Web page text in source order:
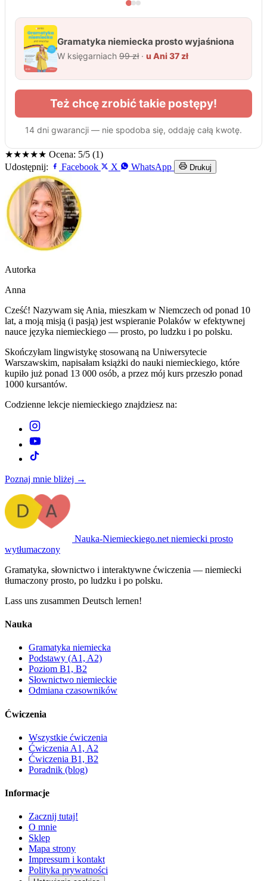
★★★★★ Ocena: 5/5 (1)
Udostępnij:
Facebook X WhatsApp Drukuj
Autorka
Anna
Cześć! Nazywam się Ania, mieszkam w Niemczech od ponad 10
lat, a moją misją (i pasją) jest wspieranie Polaków w efektywnej
nauce języka niemieckiego — prosto, po ludzku i po polsku.
Skończyłam lingwistykę stosowaną na Uniwersytecie
Warszawskim, napisałam książki do nauki niemieckiego, które
kupiło już ponad 13 000 osób, a przez mój kurs przeszło ponad
1000 kursantów.
Codzienne lekcje niemieckiego znajdziesz na:
Poznaj mnie bliżej →
Nauka-Niemieckiego.net niemiecki prosto
wytłumaczony
Gramatyka, słownictwo i interaktywne ćwiczenia — niemiecki
tłumaczony prosto, po ludzku i po polsku.
Lass uns zusammen Deutsch lernen!
Nauka
Gramatyka niemiecka
Podstawy (A1, A2)
Poziom B1, B2
Słownictwo niemieckie
Odmiana czasowników
Ćwiczenia
Wszystkie ćwiczenia
Ćwiczenia A1, A2
Ćwiczenia B1, B2
Poradnik (blog)
Informacje
Zacznij tutaj!
O mnie
Sklep
Mapa strony
Impressum i kontakt
Polityka prywatności